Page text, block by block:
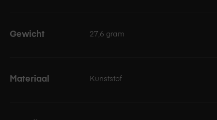
Gewicht 27,6 gram
Materiaal Kunststof